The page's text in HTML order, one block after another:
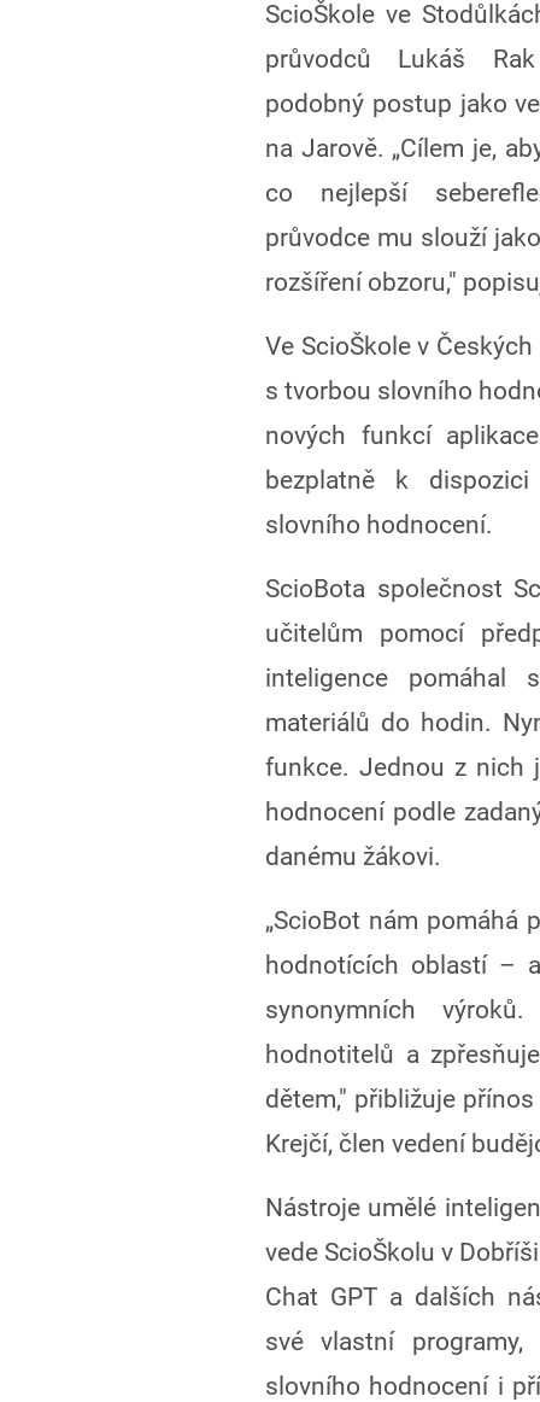
ScioŠkole ve
průvodců Lukáš
podobný postup jako
na Jarově. „Cílem je,
co nejlepší
průvodce mu slouží
rozšíření obzoru,"
Ve ScioŠkole v
s tvorbou slovního
nových funkcí
bezplatně k
slovního hodnocení.
ScioBota společnost
učitelům pomocí
inteligence pomáhal
materiálů do hodin.
funkce. Jednou z nich
hodnocení podle
danému žákovi.
„ScioBot nám pomáhá
hodnotících oblastí –
synonymních
hodnotitelů a
dětem," přibližuje
Krejčí, člen vedení
Nástroje umělé
vede ScioŠkolu v
Chat GPT a dalších
své vlastní
slovního hodnocení i